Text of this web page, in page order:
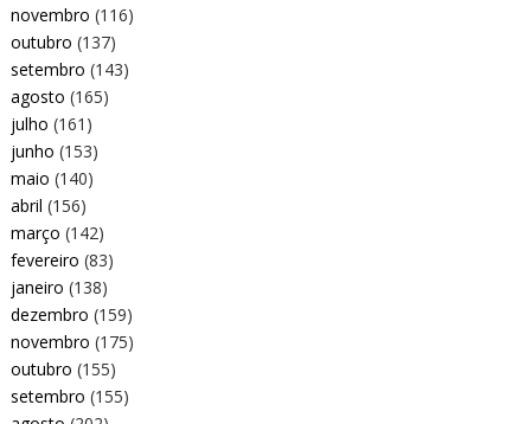
novembro (116)
outubro (137)
setembro (143)
agosto (165)
julho (161)
junho (153)
maio (140)
abril (156)
março (142)
fevereiro (83)
janeiro (138)
dezembro (159)
novembro (175)
outubro (155)
setembro (155)